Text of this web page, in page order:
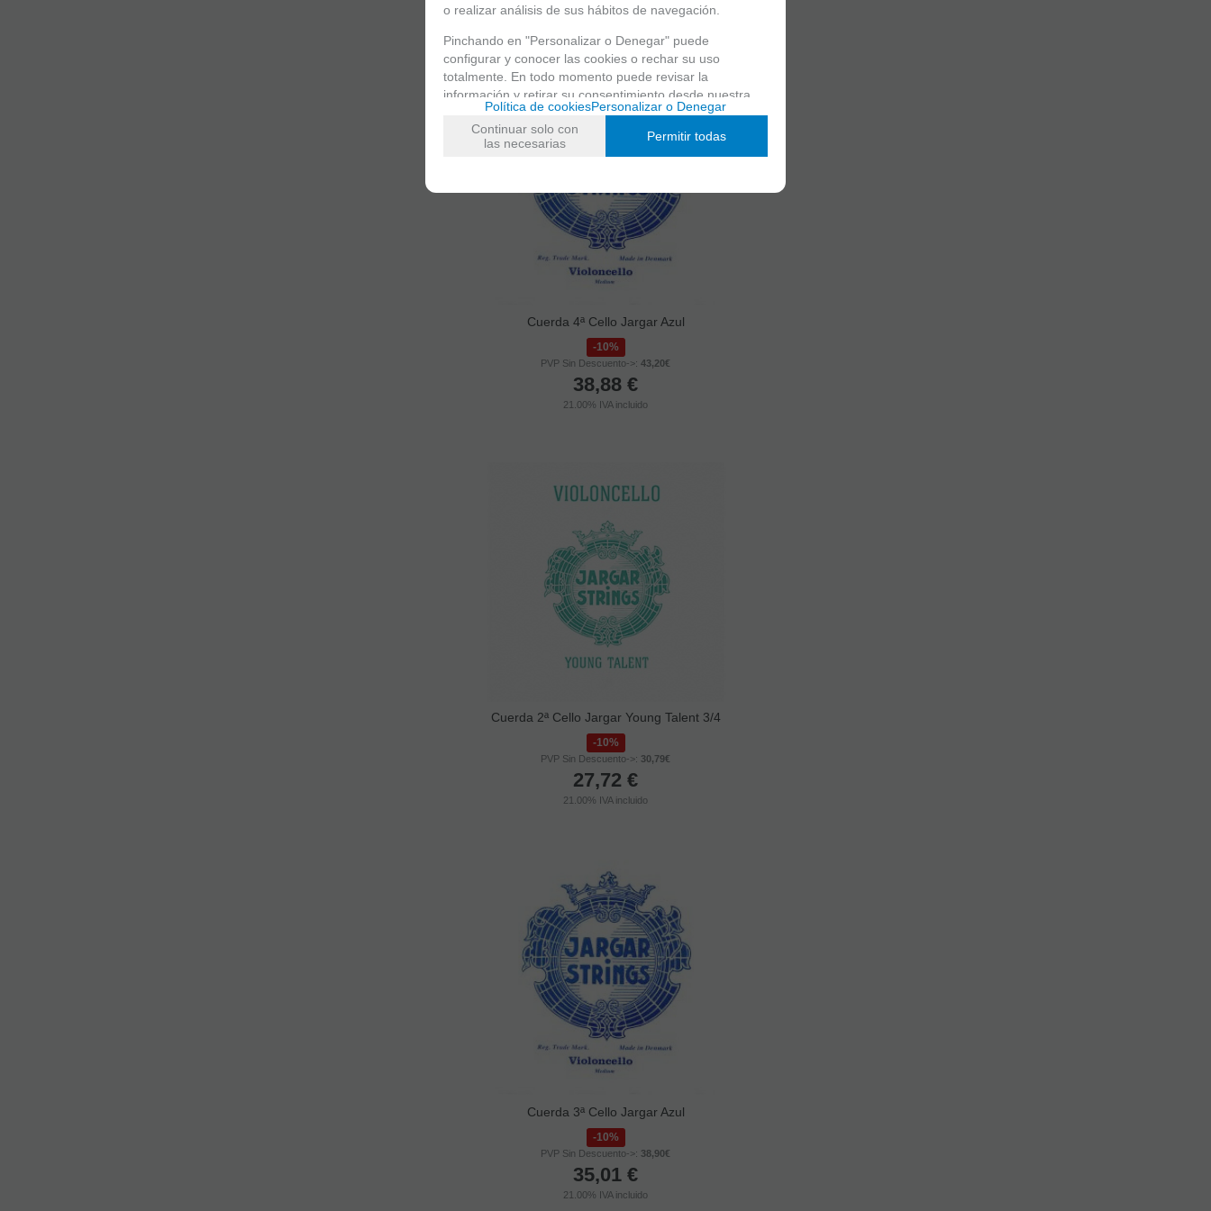
21.00%IVA incluido
Cuerda 4ª Cello Jargar Azul
10%
PVP Sin Descuento->: 43,20€
38,88 €
21.00% IVA incluido
Cuerda 2ª Cello Jargar Young Talent 3/4
10%
PVP Sin Descuento->: 30,79€
27,72 €
21.00% IVA incluido
Cuerda 3ª Cello Jargar Azul
10%
PVP Sin Descuento->: 38,90€
35,01 €
21.00% IVA incluido
o realizar análisis de sus hábitos de navegación.
Pinchando en "Personalizar o Denegar" puede
configurar y conocer las cookies o rechar su uso
totalmente. En todo momento puede revisar la
información y retirar su consentimiento desde nuestra
sección de política de cookies.
Política de cookiesPersonalizar o Denegar
Continuar solo con
las necesarias
Permitir todas